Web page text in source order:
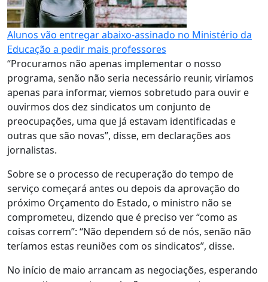
Alunos vão entregar abaixo-assinado no Ministério da
Educação a pedir mais professores
“Procuramos não apenas implementar o nosso
programa, senão não seria necessário reunir, viríamos
apenas para informar, viemos sobretudo para ouvir e
ouvirmos dos dez sindicatos um conjunto de
preocupações, uma que já estavam identificadas e
outras que são novas”, disse, em declarações aos
jornalistas.
Sobre se o processo de recuperação do tempo de
serviço começará antes ou depois da aprovação do
próximo Orçamento do Estado, o ministro não se
comprometeu, dizendo que é preciso ver “como as
coisas correm”: “Não dependem só de nós, senão não
teríamos estas reuniões com os sindicatos”, disse.
No início de maio arrancam as negociações, esperando